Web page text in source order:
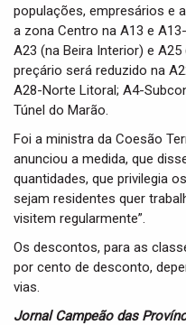
populações, empresários e
a zona Centro na A13 e
A23 (na Beira Interior) e
preçário será reduzido na
A28-Norte Litoral; A4-
Túnel do Marão.
Foi a ministra da Coesão
anunciou a medida, que
quantidades, que privilegia
sejam residentes quer
visitem regularmente”.
Os descontos, para as
por cento de desconto,
vias.
Jornal Campeão das